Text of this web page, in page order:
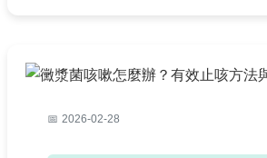
2026-02-28